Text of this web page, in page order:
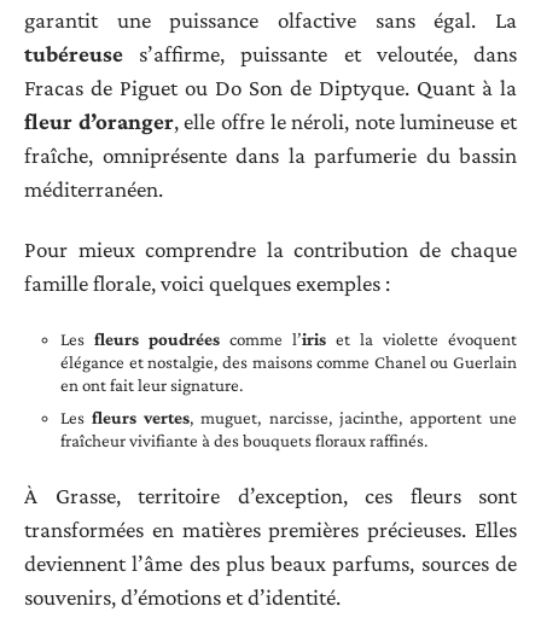
garantit une puissance olfactive sans égal. La
tubéreuse s’affirme, puissante et veloutée, dans
Fracas de Piguet ou Do Son de Diptyque. Quant à la
fleur d’oranger, elle offre le néroli, note lumineuse et
fraîche, omniprésente dans la parfumerie du bassin
méditerranéen.
Pour mieux comprendre la contribution de chaque
famille florale, voici quelques exemples :
Les fleurs poudrées comme l’iris et la violette évoquent
élégance et nostalgie, des maisons comme Chanel ou Guerlain
en ont fait leur signature.
Lesfleurs vertes, muguet, narcisse, jacinthe, apportent une
fraîcheur vivifiante à des bouquets floraux raffinés.
À Grasse, territoire d’exception, ces fleurs sont
transformées en matières premières précieuses. Elles
deviennent l’âme des plus beaux parfums, sources de
souvenirs, d’émotions et d’identité.